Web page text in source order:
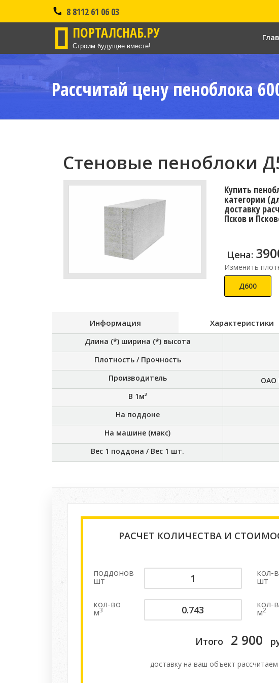
8 8112 61 06 03
ПОРТАЛСНАБ.РУ
Строим будущее вместе!
Рассчитай цену пеноблока
Стеновые пеноблоки
Купить
категории
доставку
Псков и
Цена:
Изменить
Д600
Информация Характеристики
Длина (*) ширина (*) высота
Плотность / Прочность
Производитель
ОАО
В 1м³
На поддоне
На машине (макс)
Вес 1 поддона / Вес 1 шт.
РАСЧЕТ КОЛИЧЕСТВА И
поддонов
шт
кол-
шт
кол-во
м3
кол-
м2
Итого 2 900
доставку на ваш объект